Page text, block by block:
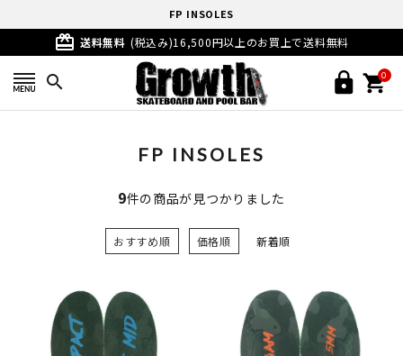
FP INSOLES
card_giftcard 送料無料 (税込み)16,500円以上のお買上で送料無料
search 0
FP INSOLES
9件の商品が見つかりました
おすすめ順 価格順 新着順